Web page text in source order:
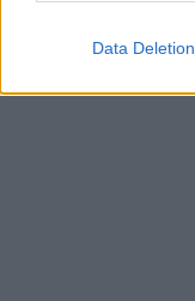
Data Deletion